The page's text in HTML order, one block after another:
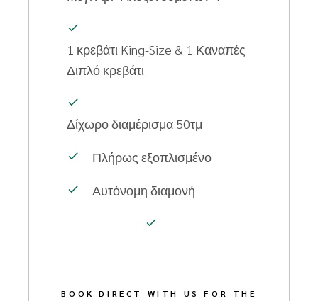
1 κρεβάτι King-Size & 1 Καναπές
Διπλό κρεβάτι
Δίχωρο διαμέρισμα 50τμ
Πλήρως εξοπλισμένο
Αυτόνομη διαμονή
BOOK DIRECT WITH US FOR THE